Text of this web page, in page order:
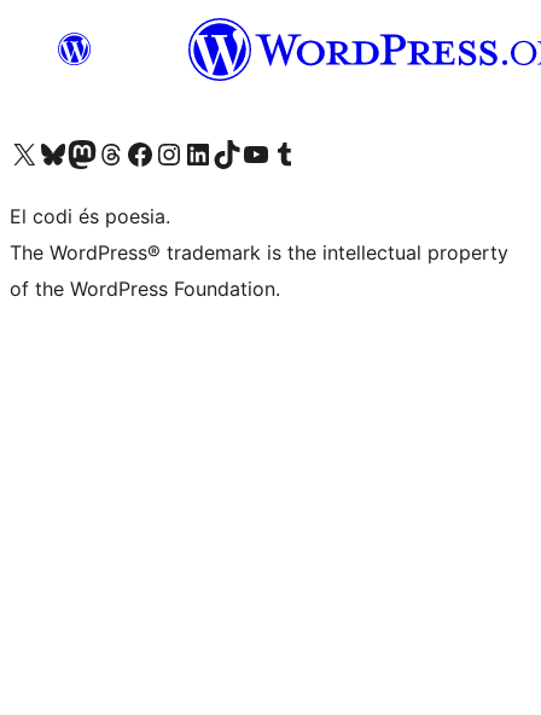
Visiteu el nostre compte X (abans Twitter)
Visiteu el nostre compte de Bluesky
Visiteu el nostre compte al Mastodon
Visiteu el nostre compte de Threads
Visiteu la nostra pàgina al Facebook
Visiteu el nostre compte d'Instagram
Visiteu el nostre compte de LinkedIn
Visiteu el nostre compte de TikTok
Visiteu el nostre canal al YouTube
Visiteu el nostre compte de Tumblr
El codi és poesia.
The WordPress® trademark is the intellectual property
of the WordPress Foundation.